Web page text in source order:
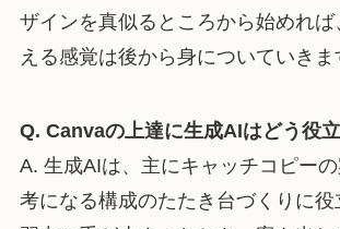
ザインを真似るところから始めれ
える感覚は後から身についていきま
Q. Canvaの上達に生成AIはどう役
A. 生成AIは、主にキャッチコピー
考になる構成のたたき台づくりに役